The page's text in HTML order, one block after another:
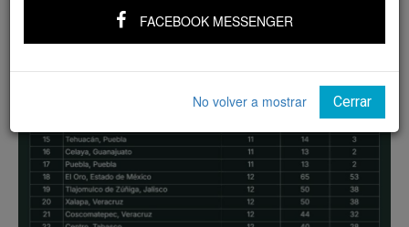
FACEBOOK MESSENGER
No volver a mostrar Cerrar